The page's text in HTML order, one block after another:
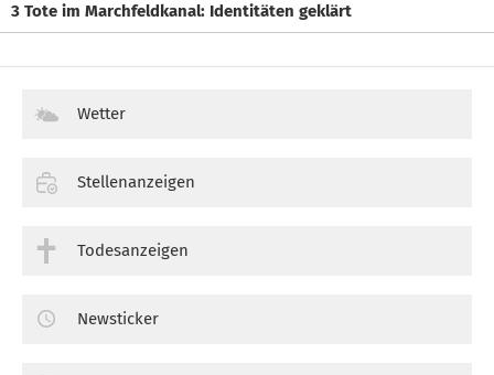
3 Tote im Marchfeldkanal: Identitäten geklärt
Wetter
Stellenanzeigen
Todesanzeigen
Newsticker